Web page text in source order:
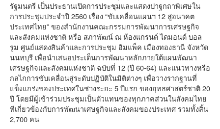
รัฐมนตรี เป็นประธานเปิดการประชุมและแสดงปาฐกถาพิเศษใน
การประชุมประจำปี 2560 เรื่อง “ขับเคลื่อนแผนฯ 12 สู่อนาคต
ประเทศไทย” ของสำนักงานคณะกรรมการพัฒนาการเศรษฐกิจ
และสังคมแห่งชาติ หรือ สภาพัฒน์ ณ ห้องแกรนด์ ไดมอนด์ บอล
รูม ศูนย์แสดงสินค้าและการประชุม อิมแพ็ค เมืองทองธานี จังหวัด
นนทบุรี เพื่อนำเสนอประเด็นการพัฒนาหลักภายใต้แผนพัฒนา
เศรษฐกิจและสังคมแห่งชาติ ฉบับที่ 12 (ปี 60-64) และแนวทางหรือ
กลไกการขับเคลื่อนสู่ระดับปฏิบัติในมิติต่างๆ เพื่อวางรากฐานที่
แข็งแกร่งของประเทศในช่วงระยะ 5 ปีแรก ของยุทธศาสตร์ชาติ 20
ปี โดยมีผู้เข้าร่วมประชุมเป็นตัวแทนของทุกภาคส่วนในสังคมไทย
ทีเกี่ยวข้องกับการพัฒนาเศษฐกิจและสังคมของประเทศ รวมทั้งสิ้น
2,700 คน